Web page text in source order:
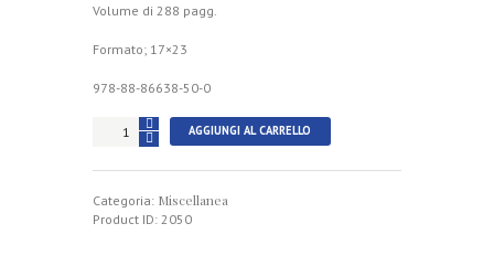
Volume di 288 pagg.
Formato; 17×23
978-88-86638-50-0
L'esperienza
AGGIUNGI AL CARRELLO
Categoria: Miscellanea
Product ID: 2050